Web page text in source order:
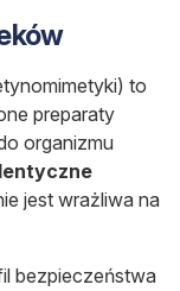
to
preparaty
organizmu
jest wrażliwa na
bezpieczeństwa